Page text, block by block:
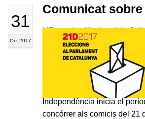
31
Oct 2017
Comunicat sobre
L'Executiva Nacional de
Independència inicia el
concórrer als comicis del 21